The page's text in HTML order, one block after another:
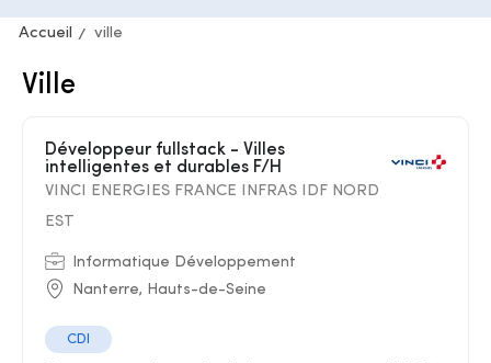
Accueil ville
Ville
Développeur fullstack - Villes
intelligentes et durables F/H
VINCI ENERGIES FRANCE INFRAS IDF NORD
EST
Informatique Développement
Nanterre, Hauts-de-Seine
CDI